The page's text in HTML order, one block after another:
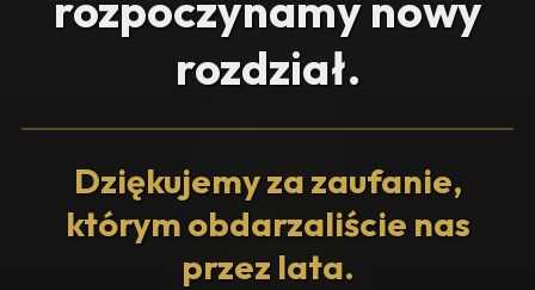
rozdział.
Dziękujemy za zaufanie,
którym obdarzaliście nas
przez lata.